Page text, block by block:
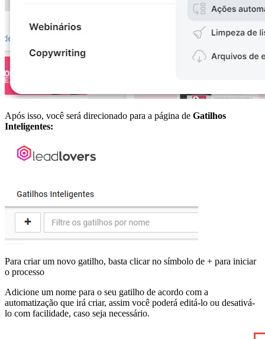
Após isso, você será direcionado para a página de Gatilhos
Inteligentes:
Para criar um novo gatilho, basta clicar no símbolo de + para iniciar
o processo
Adicione um nome para o seu gatilho de acordo com a
automatização que irá criar, assim você poderá editá-lo ou desativá-
lo com facilidade, caso seja necessário.